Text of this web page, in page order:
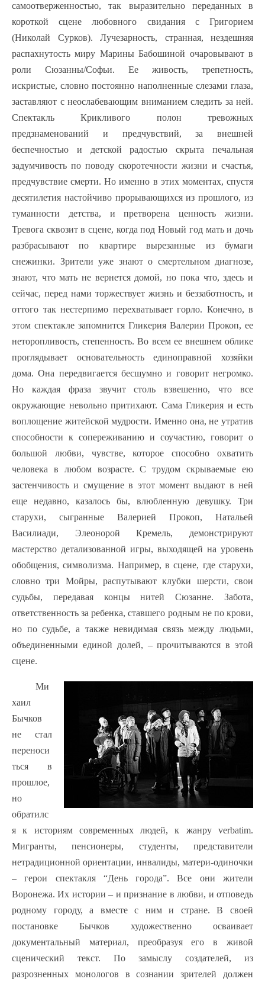
самоотверженностью, так выразительно переданных в
короткой сцене любовного свидания с Григорием
(Николай Сурков). Лучезарность, странная, нездешняя
распахнутость миру Марины Бабошиной очаровывают в
роли Сюзанны/Софьи. Ее живость, трепетность,
искристые, словно постоянно наполненные слезами глаза,
заставляют с неослабевающим вниманием следить за ней.
Спектакль Крикливого полон тревожных
предзнаменований и предчувствий, за внешней
беспечностью и детской радостью скрыта печальная
задумчивость по поводу скоротечности жизни и счастья,
предчувствие смерти. Но именно в этих моментах, спустя
десятилетия настойчиво прорывающихся из прошлого, из
туманности детства, и претворена ценность жизни.
Тревога сквозит в сцене, когда под Новый год мать и дочь
разбрасывают по квартире вырезанные из бумаги
снежинки. Зрители уже знают о смертельном диагнозе,
знают, что мать не вернется домой, но пока что, здесь и
сейчас, перед нами торжествует жизнь и беззаботность, и
оттого так нестерпимо перехватывает горло. Конечно, в
этом спектакле запомнится Гликерия Валерии Прокоп, ее
неторопливость, степенность. Во всем ее внешнем облике
проглядывает основательность единоправной хозяйки
дома. Она передвигается бесшумно и говорит негромко.
Но каждая фраза звучит столь взвешенно, что все
окружающие невольно притихают. Сама Гликерия и есть
воплощение житейской мудрости. Именно она, не утратив
способности к сопереживанию и соучастию, говорит о
большой любви, чувстве, которое способно охватить
человека в любом возрасте. С трудом скрываемые ею
застенчивость и смущение в этот момент выдают в ней
еще недавно, казалось бы, влюбленную девушку. Три
старухи, сыгранные Валерией Прокоп, Натальей
Василиади, Элеонорой Кремель, демонстрируют
мастерство детализованной игры, выходящей на уровень
обобщения, символизма. Например, в сцене, где старухи,
словно три Мойры, распутывают клубки шерсти, свои
судьбы, передавая концы нитей Сюзанне. Забота,
ответственность за ребенка, ставшего родным не по крови,
но по судьбе, а также невидимая связь между людьми,
объединенными единой долей, – прочитываются в этой
сцене.
Ми
хаил
Бычков
не стал
переноси
ться в
прошлое,
но
обратилс
я к историям современных людей, к жанру verbatim.
Мигранты, пенсионеры, студенты, представители
нетрадиционной ориентации, инвалиды, матери-одиночки
– герои спектакля “День города”. Все они жители
Воронежа. Их истории – и признание в любви, и отповедь
родному городу, а вместе с ним и стране. В своей
постановке Бычков художественно осваивает
документальный материал, преобразуя его в живой
сценический текст. По замыслу создателей, из
разрозненных монологов в сознании зрителей должен